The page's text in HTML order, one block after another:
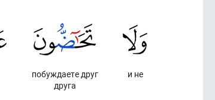
и не
побуждаете друг
друга